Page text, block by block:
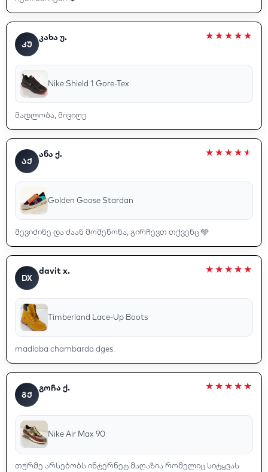
ᲙᲣ
კახა უ.
Nike Shield 1 Gore-Tex
მადლობა, მივიღე
ᲐᲥ
ანა ქ.
Golden Goose Stardan
შევიძინე და ძაან მომეწონა, გირჩევთ თქვენც 🩵
DX
davit x.
Timberland Lace-Up Boots
madloba chambarda dges.
ᲒᲥ
გოჩა ქ.
Nike Air Max 90
თურმე არსებობს ინტერნეტ მაღაზია რომელიც სიტყვას